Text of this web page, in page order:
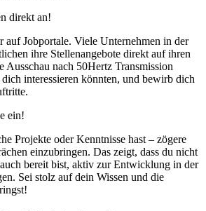
direkt an!
auf Jobportale. Viele Unternehmen in der
ihre Stellenangebote direkt auf ihren
Ausschau nach 50Hertz Transmission
interessieren könnten, und bewirb dich
ein!
Projekte oder Kenntnisse hast – zögere
einzubringen. Das zeigt, dass du nicht
bereit bist, aktiv zur Entwicklung in der
Sei stolz auf dein Wissen und die